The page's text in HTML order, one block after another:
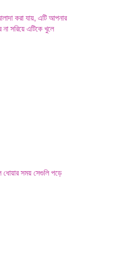
করা যায়, এটি আপনার
সরিয়ে এটিকে খুলে
ধোয়ার সময় সেগুলি পড়ে